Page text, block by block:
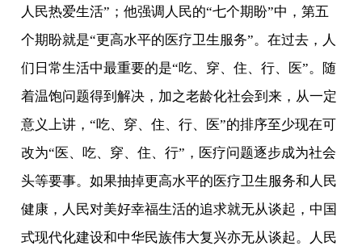
人民热爱生活”；他强调人民的“七个期盼”中，第五
个期盼就是“更高水平的医疗卫生服务”。在过去，人
们日常生活中最重要的是“吃、穿、住、行、医”。随
着温饱问题得到解决，加之老龄化社会到来，从一定
意义上讲，“吃、穿、住、行、医”的排序至少现在可
改为“医、吃、穿、住、行”，医疗问题逐步成为社会
头等要事。如果抽掉更高水平的医疗卫生服务和人民
健康，人民对美好幸福生活的追求就无从谈起，中国
式现代化建设和中华民族伟大复兴亦无从谈起。人民